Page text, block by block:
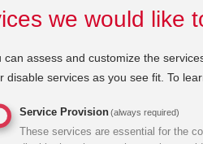
KWI präsentiert sich hier
für
liefern wir Ihnen
beispielsweise auf dem
und externer
we would like
can assess and customize the
disable services as you see fit. To
Service Provision(always required)
These services are essential for the